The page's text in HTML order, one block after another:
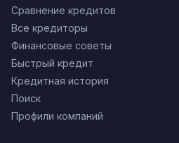
Сравнение кредитов
Все кредиторы
Финансовые советы
Быстрый кредит
Кредитная история
Поиск
Профили компаний